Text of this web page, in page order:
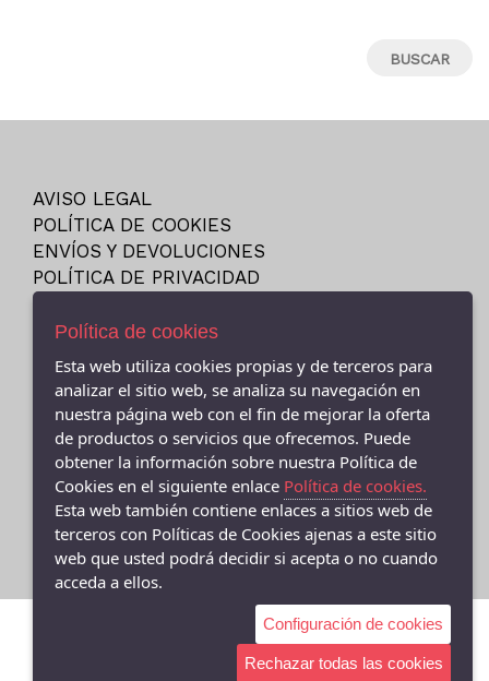
23
23.5
24
25
25-26
26
27
27-35
27.5
28
28-29
MUNICH
NIKE
PITAS
PUMA
VANS
VICTORIA
AVISO LEGAL
POLÍTICA DE COOKIES
ENVÍOS Y DEVOLUCIONES
POLÍTICA DE PRIVACIDAD
- (CEE ) AVDA.LINO RODRIGUEZ MADERO 9, Cee - 15270 (A
981706131
- (FISTERRA) C/ FEDERICO AVILA 7 BAJO (FINISTERRE), Fisterra
- 15155 (A Coruña)
981 74 0671
Política de cookies
Esta web utiliza cookies propias y de terceros para
analizar el sitio web, se analiza su navegación en
nuestra página web con el fin de mejorar la oferta
de productos o servicios que ofrecemos. Puede
obtener la información sobre nuestra Política de
Cookies en el siguiente enlace Política de cookies.
Esta web también contiene enlaces a sitios web de
terceros con Políticas de Cookies ajenas a este sitio
web que usted podrá decidir si acepta o no cuando
acceda a ellos.
Configuración de cookies
Rechazar todas las cookies